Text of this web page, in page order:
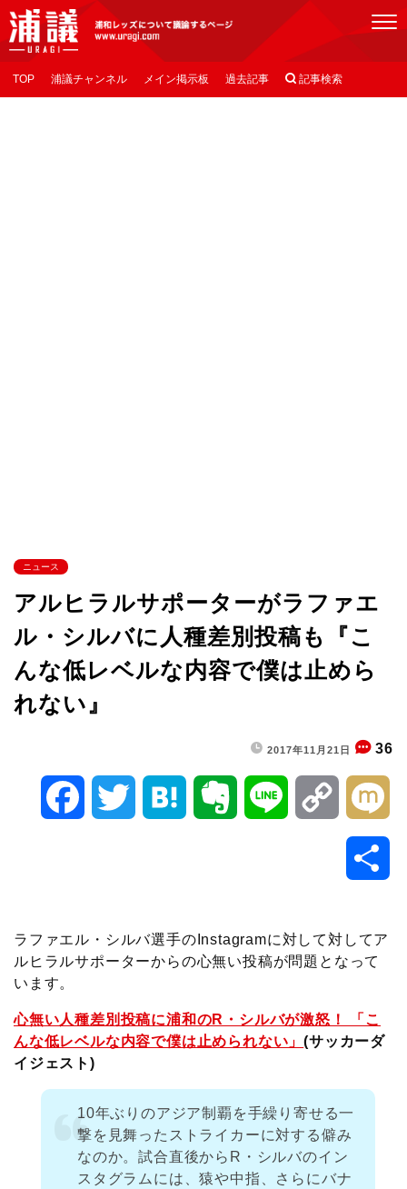
[浦議]浦和レッズについて議論するページ
TOP 浦議チャンネル メイン掲示板 過去記事  記事検索
ニュース
アルヒラルサポーターがラファエ
ル・シルバに人種差別投稿も『こ
んな低レベルな内容で僕は止めら
れない』
2017年11月21日 36
b
o
o
e
n
a
n
o
o
L
i
ラファエル・シルバ選手のInstagramに対して対してア
ルヒラルサポーターからの心無い投稿が問題となって
います。
心無い人種差別投稿に浦和のR・シルバが激怒！ 「こ
んな低レベルな内容で僕は止められない」(サッカーダ
イジェスト)
10年ぶりのアジア制覇を手繰り寄せる一
撃を見舞ったストライカーに対する僻み
なのか。試合直後からR・シルバのイン
スタグラムには、猿や中指、さらにバナ